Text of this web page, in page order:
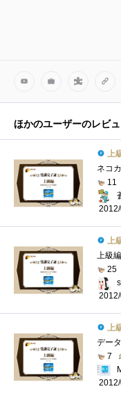
ほかのユーザーのレビ
上
11
上
25
上
7